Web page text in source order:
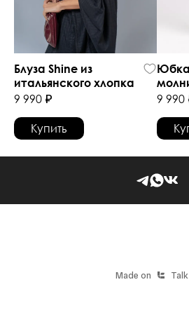
Блуза Shine из
итальянского хлопка
9 990 ₽
Купить
Юбка
9 990
Made on